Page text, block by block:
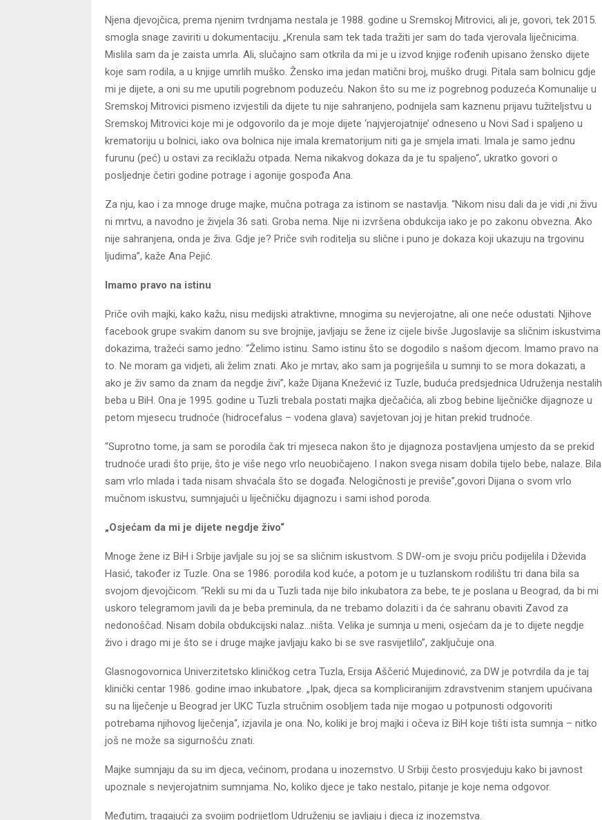
Njena djevojčica, prema njenim tvrdnjama nestala je 1988. godine u Sremskoj Mitrovici, ali je, govori, tek 2015.
smogla snage zaviriti u dokumentaciju. „Krenula sam tek tada tražiti jer sam do tada vjerovala liječnicima.
Mislila sam da je zaista umrla. Ali, slučajno sam otkrila da mi je u izvod knjige rođenih upisano žensko dijete
koje sam rodila, a u knjige umrlih muško. Žensko ima jedan matični broj, muško drugi. Pitala sam bolnicu gdje
mi je dijete, a oni su me uputili pogrebnom poduzeću. Nakon što su me iz pogrebnog poduzeća Komunalije u
Sremskoj Mitrovici pismeno izvjestili da dijete tu nije sahranjeno, podnijela sam kaznenu prijavu tužiteljstvu u
Sremskoj Mitrovici koje mi je odgovorilo da je moje dijete ‘najvjerojatnije’ odneseno u Novi Sad i spaljeno u
krematoriju u bolnici, iako ova bolnica nije imala krematorijum niti ga je smjela imati. Imala je samo jednu
furunu (peć) u ostavi za reciklažu otpada. Nema nikakvog dokaza da je tu spaljeno“, ukratko govori o
posljednje četiri godine potrage i agonije gospođa Ana.
Za nju, kao i za mnoge druge majke, mučna potraga za istinom se nastavlja. “Nikom nisu dali da je vidi ,ni živu
ni mrtvu, a navodno je živjela 36 sati. Groba nema. Nije ni izvršena obdukcija iako je po zakonu obvezna. Ako
nije sahranjena, onda je živa. Gdje je? Priče svih roditelja su slične i puno je dokaza koji ukazuju na trgovinu
ljudima”, kaže Ana Pejić.
Imamo pravo na istinu
Priče ovih majki, kako kažu, nisu medijski atraktivne, mnogima su nevjerojatne, ali one neće odustati. Njihove
facebook grupe svakim danom su sve brojnije, javljaju se žene iz cijele bivše Jugoslavije sa sličnim iskustvima
dokazima, tražeći samo jedno: “Želimo istinu. Samo istinu što se dogodilo s našom djecom. Imamo pravo na
to. Ne moram ga vidjeti, ali želim znati. Ako je mrtav, ako sam ja pogriješila u sumnji to se mora dokazati, a
ako je živ samo da znam da negdje živi”, kaže Dijana Knežević iz Tuzle, buduća predsjednica Udruženja nestalih
beba u BiH. Ona je 1995. godine u Tuzli trebala postati majka dječačića, ali zbog bebine liječničke dijagnoze u
petom mjesecu trudnoće (hidrocefalus – vodena glava) savjetovan joj je hitan prekid trudnoće.
“Suprotno tome, ja sam se porodila čak tri mjeseca nakon što je dijagnoza postavljena umjesto da se prekid
trudnoće uradi što prije, što je više nego vrlo neuobičajeno. I nakon svega nisam dobila tijelo bebe, nalaze. Bila
sam vrlo mlada i tada nisam shvaćala što se događa. Nelogičnosti je previše”,govori Dijana o svom vrlo
mučnom iskustvu, sumnjajući u liječničku dijagnozu i sami ishod poroda.
„Osjećam da mi je dijete negdje živo“
Mnoge žene iz BiH i Srbije javljale su joj se sa sličnim iskustvom. S DW-om je svoju priču podijelila i Dževida
Hasić, također iz Tuzle. Ona se 1986. porodila kod kuće, a potom je u tuzlanskom rodilištu tri dana bila sa
svojom djevojčicom. “Rekli su mi da u Tuzli tada nije bilo inkubatora za bebe, te je poslana u Beograd, da bi mi
uskoro telegramom javili da je beba preminula, da ne trebamo dolaziti i da će sahranu obaviti Zavod za
nedonoščad. Nisam dobila obdukcijski nalaz…ništa. Velika je sumnja u meni, osjećam da je to dijete negdje
živo i drago mi je što se i druge majke javljaju kako bi se sve rasvijetlilo”, zaključuje ona.
Glasnogovornica Univerzitetsko kliničkog cetra Tuzla, Ersija Aščerić Mujedinović, za DW je potvrdila da je taj
klinički centar 1986. godine imao inkubatore. „Ipak, djeca sa kompliciranijim zdravstvenim stanjem upućivana
su na liječenje u Beograd jer UKC Tuzla stručnim osobljem tada nije mogao u potpunosti odgovoriti
potrebama njihovog liječenja“, izjavila je ona. No, koliki je broj majki i očeva iz BiH koje tišti ista sumnja – nitko
još ne može sa sigurnošću znati.
Majke sumnjaju da su im djeca, većinom, prodana u inozemstvo. U Srbiji često prosvjeduju kako bi javnost
upoznale s nevjerojatnim sumnjama. No, koliko djece je tako nestalo, pitanje je koje nema odgovor.
Međutim, tragajući za svojim podrijetlom Udruženju se javljaju i djeca iz inozemstva.